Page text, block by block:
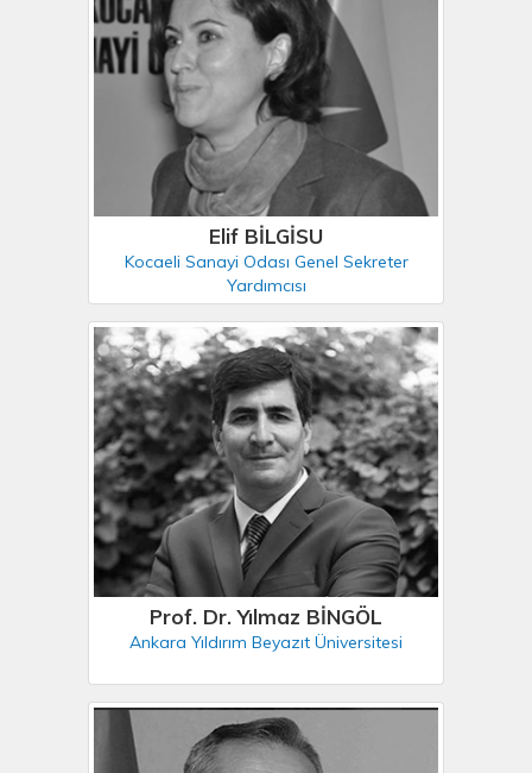
Elif BİLGİSU
Kocaeli Sanayi Odası Genel Sekreter
Yardımcısı
Prof. Dr. Yılmaz BİNGÖL
Ankara Yıldırım Beyazıt Üniversitesi